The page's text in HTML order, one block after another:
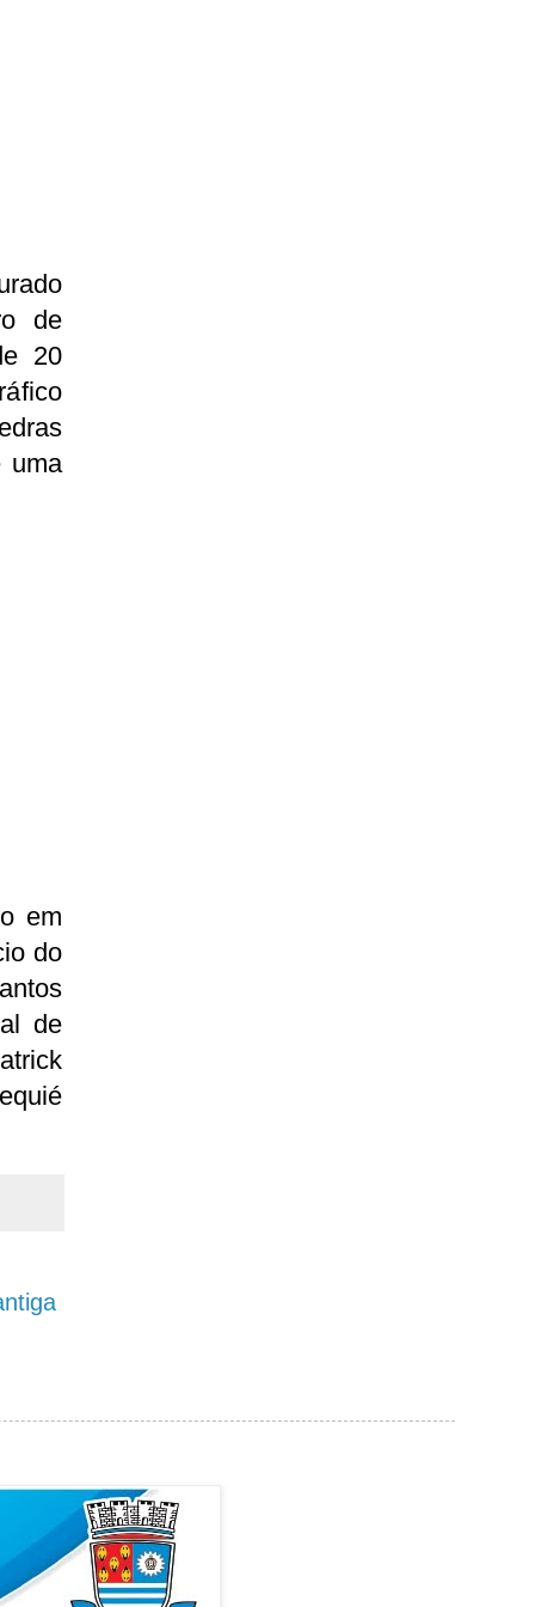
de
20
uma
em
do
de